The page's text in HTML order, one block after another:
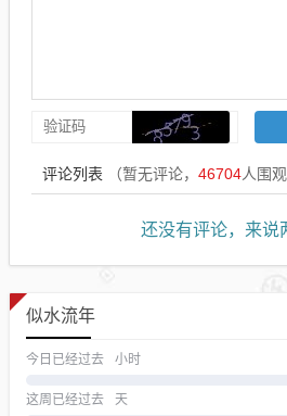
评论列表 （暂无评论， 46704人围观
还没有评论，来说
似水流年
今日已经过去 小时
这周已经过去 天